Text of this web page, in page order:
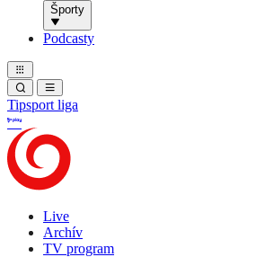
Športy
Podcasty
Tipsport liga
Live
Archív
TV program